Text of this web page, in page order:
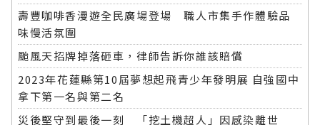
壽豐咖啡香漫遊全民廣場登場 職人市集手作體驗品
味慢活氛圍
颱風天招牌掉落砸車，律師告訴你誰該賠償
2023年花蓮縣第10屆夢想起飛青少年發明展 自強國中
拿下第一名與第二名
災後堅守到最後一刻 「挖土機超人」因感染離世